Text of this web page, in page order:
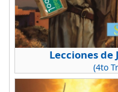
Lecciones de
(4to